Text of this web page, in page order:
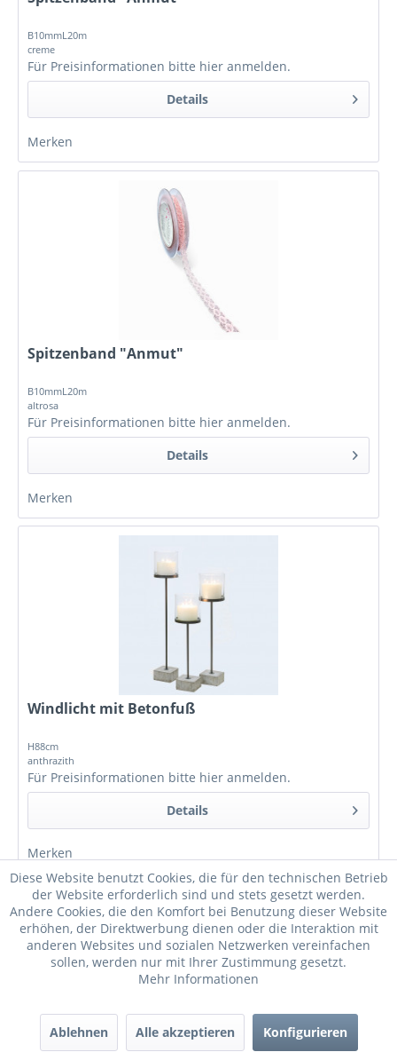
B10mmL20m
creme
Für Preisinformationen bitte hier anmelden.
Details
Merken
Spitzenband "Anmut"
B10mmL20m
altrosa
Für Preisinformationen bitte hier anmelden.
Details
Merken
Windlicht mit Betonfuß
H88cm
anthrazith
Für Preisinformationen bitte hier anmelden.
Details
Merken
Diese Website benutzt Cookies, die für den technischen Betrieb
der Website erforderlich sind und stets gesetzt werden.
Andere Cookies, die den Komfort bei Benutzung dieser Website
erhöhen, der Direktwerbung dienen oder die Interaktion mit
anderen Websites und sozialen Netzwerken vereinfachen
sollen, werden nur mit Ihrer Zustimmung gesetzt.
Mehr Informationen
Ablehnen Alle akzeptieren Konfigurieren